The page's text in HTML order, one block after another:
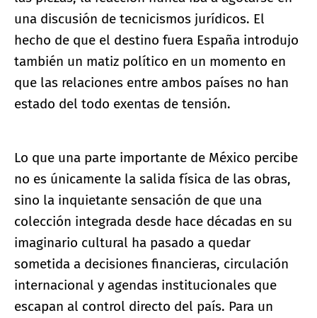
una discusión de tecnicismos jurídicos. El
hecho de que el destino fuera España introdujo
también un matiz político en un momento en
que las relaciones entre ambos países no han
estado del todo exentas de tensión.
Lo que una parte importante de México percibe
no es únicamente la salida física de las obras,
sino la inquietante sensación de que una
colección integrada desde hace décadas en su
imaginario cultural ha pasado a quedar
sometida a decisiones financieras, circulación
internacional y agendas institucionales que
escapan al control directo del país. Para un